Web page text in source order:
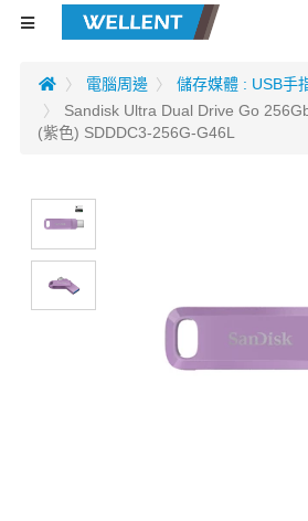
電腦周邊
儲存媒體 : USB手
Sandisk Ultra Dual Drive Go
(紫色) SDDDC3-256G-G46L